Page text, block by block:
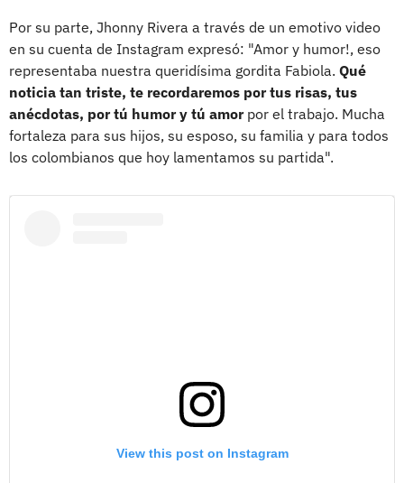
Por su parte, Jhonny Rivera a través de un emotivo video
en su cuenta de Instagram expresó: "Amor y humor!, eso
representaba nuestra queridísima gordita Fabiola. Qué
noticia tan triste, te recordaremos por tus risas, tus
anécdotas, por tú humor y tú amorpor el trabajo. Mucha
fortaleza para sus hijos, su esposo, su familia y para todos
los colombianos que hoy lamentamos su partida".
View this post on Instagram